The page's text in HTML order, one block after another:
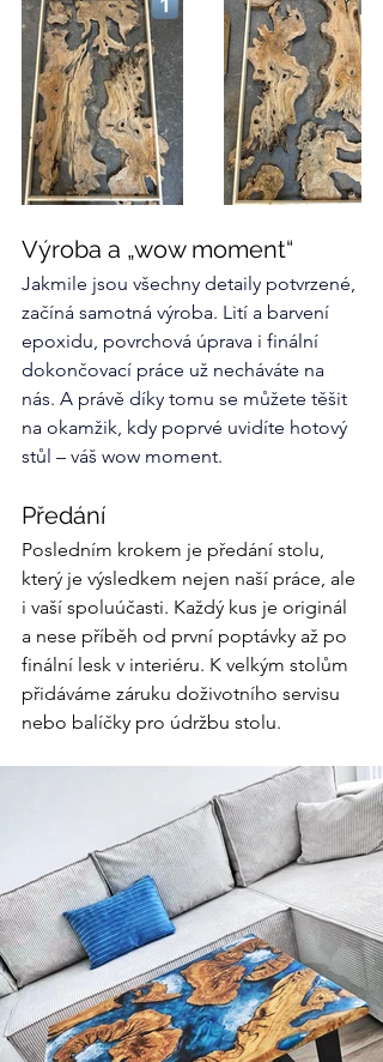
Výroba a „wow moment“
Jakmile jsou všechny detaily potvrzené,
začíná samotná výroba. Lití a barvení
epoxidu, povrchová úprava i finální
dokončovací práce už necháváte na
nás. A právě díky tomu se můžete těšit
na okamžik, kdy poprvé uvidíte hotový
stůl – váš wow moment.
Předání
Posledním krokem je předání stolu,
který je výsledkem nejen naší práce, ale
i vaší spoluúčasti. Každý kus je originál
a nese příběh od první poptávky až po
finální lesk v interiéru. K velkým stolům
přidáváme záruku doživotního servisu
nebo balíčky pro údržbu stolu.